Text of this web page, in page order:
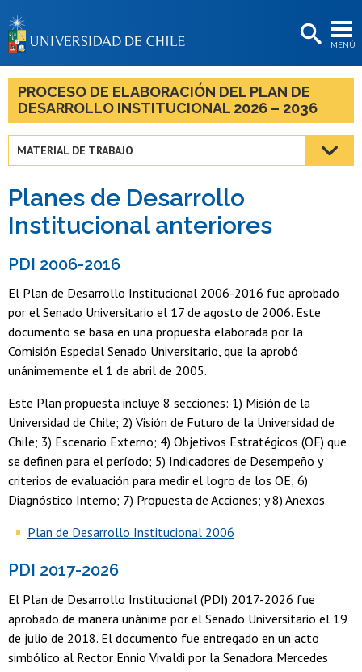
MENÚ
BIBLIOTECAS
LA UNIVERSIDAD
Postulantes
Funcionarias/os
PROCESO DE ELABORACIÓN DEL PLAN DE
DESARROLLO INSTITUCIONAL 2026 – 2036
MATERIAL DE TRABAJO
Planes de Desarrollo
Institucional anteriores
PDI 2006-2016
El Plan de Desarrollo Institucional 2006-2016 fue aprobado
por el Senado Universitario el 17 de agosto de 2006. Este
documento se basa en una propuesta elaborada por la
Comisión Especial Senado Universitario, que la aprobó
unánimemente el 1 de abril de 2005.
Este Plan propuesta incluye 8 secciones: 1) Misión de la
Universidad de Chile; 2) Visión de Futuro de la Universidad de
Chile; 3) Escenario Externo; 4) Objetivos Estratégicos (OE) que
se definen para el período; 5) Indicadores de Desempeño y
criterios de evaluación para medir el logro de los OE; 6)
Diagnóstico Interno; 7) Propuesta de Acciones; y 8) Anexos.
Plan de Desarrollo Institucional 2006
PDI 2017-2026
El Plan de Desarrollo Institucional (PDI) 2017-2026 fue
aprobado de manera unánime por el Senado Universitario el 19
de julio de 2018. El documento fue entregado en un acto
simbólico al Rector Ennio Vivaldi por la Senadora Mercedes